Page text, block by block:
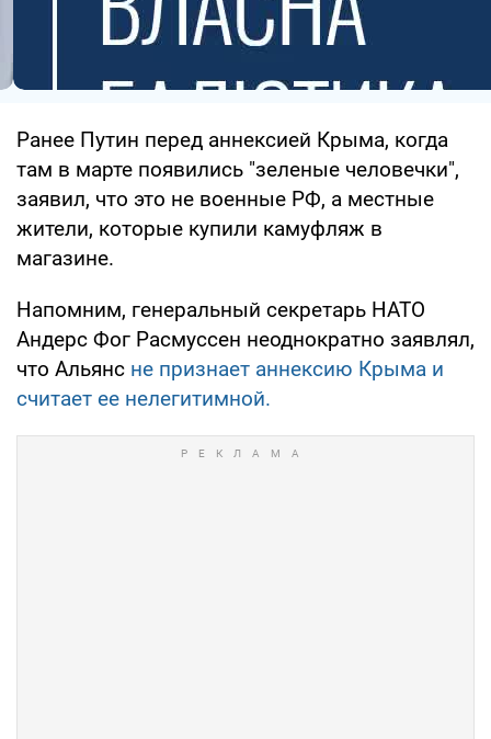
Ранее Путин перед аннексией Крыма, когда
там в марте появились "зеленые человечки",
заявил, что это не военные РФ, а местные
жители, которые купили камуфляж в
магазине.
Напомним, генеральный секретарь НАТО
Андерс Фог Расмуссен неоднократно заявлял,
что Альянс не признает аннексию Крыма и
считает ее нелегитимной.